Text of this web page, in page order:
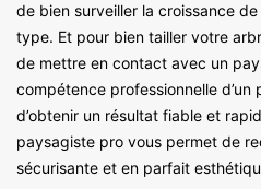
de bien surveiller la croissance
type. Et pour bien tailler votre
de mettre en contact avec un
compétence professionnelle
d’obtenir un résultat fiable et
paysagiste pro vous permet de
sécurisante et en parfait